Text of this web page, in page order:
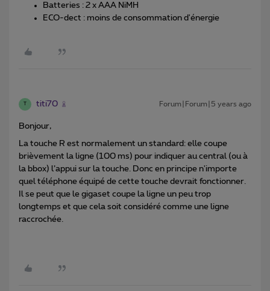
Batteries : 2 x AAA NiMH
ECO-dect : moins de consommation d'énergie
titi70 Forum|Forum|5 years ago
Bonjour,
La touche R est normalement un standard: elle coupe
brièvement la ligne (100 ms) pour indiquer au central (ou à
la bbox) l’appui sur la touche. Donc en principe n'importe
quel téléphone équipé de cette touche devrait fonctionner.
Il se peut que le gigaset coupe la ligne un peu trop
longtemps et que cela soit considéré comme une ligne
raccrochée.